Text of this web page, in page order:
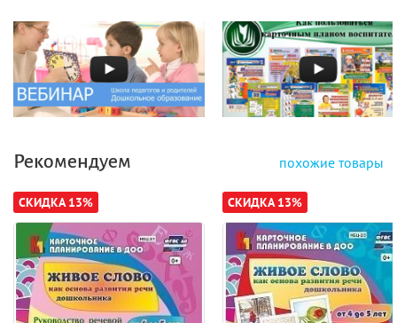
Рекомендуем похожие товары
СКИДКА 13% СКИДКА 13%